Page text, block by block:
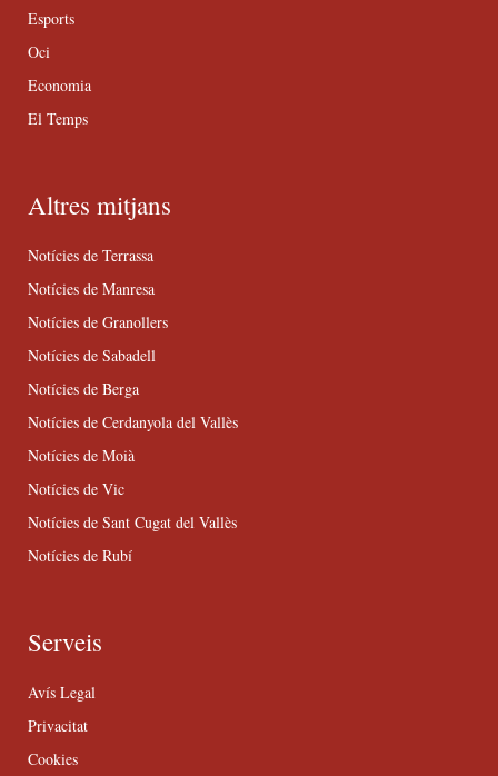
Esports
Oci
Economia
El Temps
Altres mitjans
Notícies de Terrassa
Notícies de Manresa
Notícies de Granollers
Notícies de Sabadell
Notícies de Berga
Notícies de Cerdanyola del Vallès
Notícies de Moià
Notícies de Vic
Notícies de Sant Cugat del Vallès
Notícies de Rubí
Serveis
Avís Legal
Privacitat
Cookies